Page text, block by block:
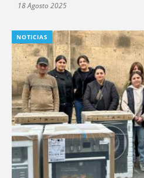
18 Agosto 2025
NOTICIAS